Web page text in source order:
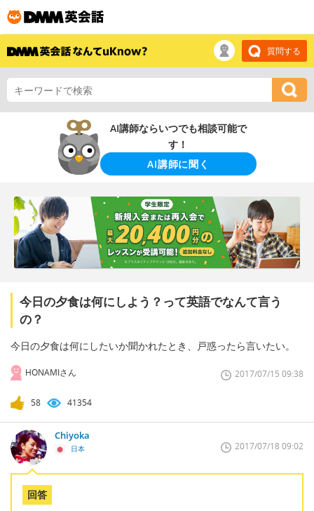
質問する
AI講師ならいつでも相談可能で
す！
AI講師に聞く
今日の夕食は何にしよう？って英語でなんて言う
の？
今日の夕食は何にしたいか聞かれたとき、戸惑ったら言いたい。
HONAMIさん 2017/07/15 09:38
58 41354
Chiyoka
日本 2017/07/18 09:02
回答